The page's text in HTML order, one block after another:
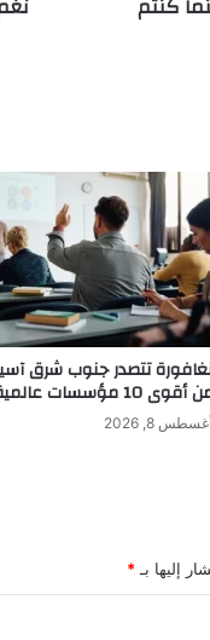
كنتم
تتصدر جنوب شرق
مؤسسات عالمية للهندسة
8, 2026
إليها بـ *